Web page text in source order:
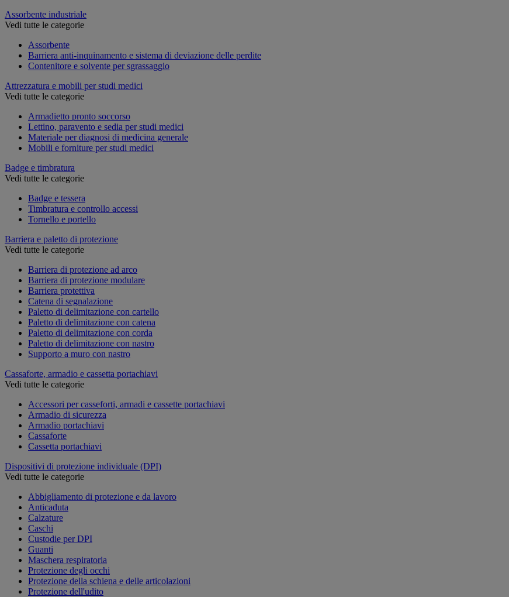
Assorbente industriale
Vedi tutte le categorie
Assorbente
Barriera anti-inquinamento e sistema di deviazione delle perdite
Contenitore e solvente per sgrassaggio
Attrezzatura e mobili per studi medici
Vedi tutte le categorie
Armadietto pronto soccorso
Lettino, paravento e sedia per studi medici
Materiale per diagnosi di medicina generale
Mobili e forniture per studi medici
Badge e timbratura
Vedi tutte le categorie
Badge e tessera
Timbratura e controllo accessi
Tornello e portello
Barriera e paletto di protezione
Vedi tutte le categorie
Barriera di protezione ad arco
Barriera di protezione modulare
Barriera protettiva
Catena di segnalazione
Paletto di delimitazione con cartello
Paletto di delimitazione con catena
Paletto di delimitazione con corda
Paletto di delimitazione con nastro
Supporto a muro con nastro
Cassaforte, armadio e cassetta portachiavi
Vedi tutte le categorie
Accessori per casseforti, armadi e cassette portachiavi
Armadio di sicurezza
Armadio portachiavi
Cassaforte
Cassetta portachiavi
Dispositivi di protezione individuale (DPI)
Vedi tutte le categorie
Abbigliamento di protezione e da lavoro
Anticaduta
Calzature
Caschi
Custodie per DPI
Guanti
Maschera respiratoria
Protezione degli occhi
Protezione della schiena e delle articolazioni
Protezione dell'udito